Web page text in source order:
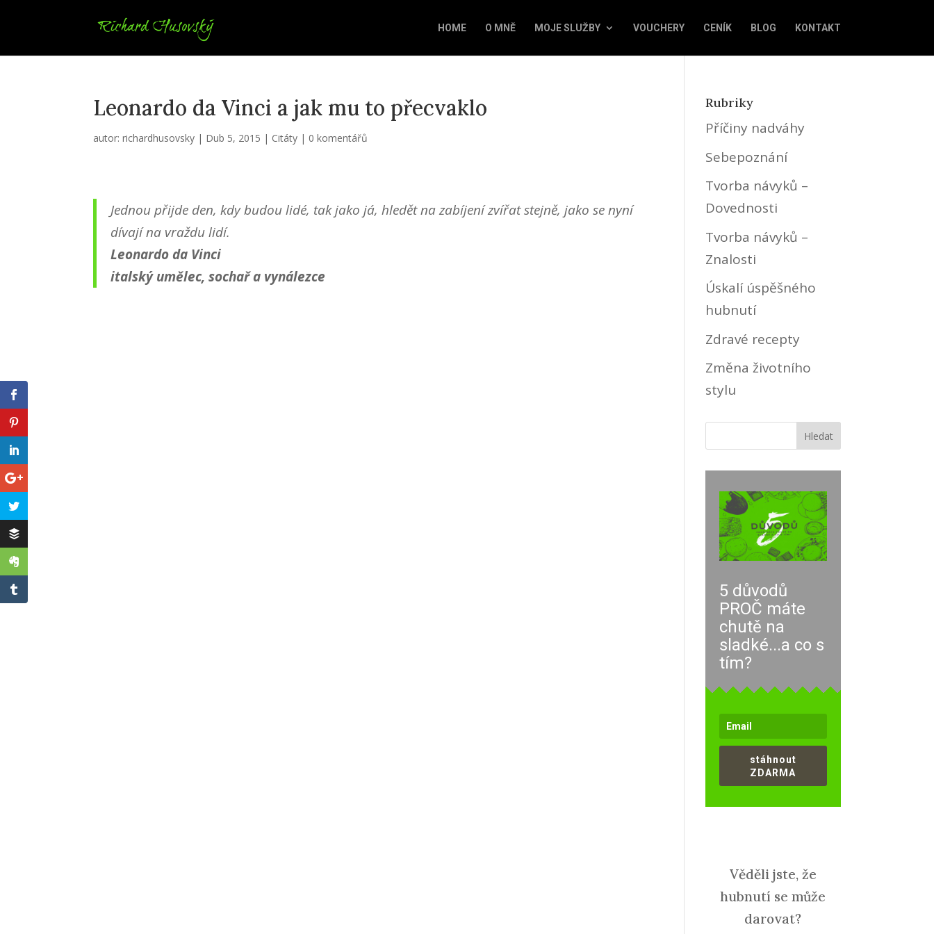
HOME O MNĚ MOJE SLUŽBY VOUCHERY CENÍK BLOG KONTAKT
Leonardo da Vinci a jak mu to přecvaklo
autor:richardhusovsky | Dub 5, 2015 | Citáty | 0 komentářů
Jednou přijde den, kdy budou lidé, tak jako já, hledět na zabíjení zvířat stejně, jako se nyní
dívají na vraždu lidí.
Leonardo da Vinci
italský umělec, sochař a vynálezce
Rubriky
Příčiny nadváhy
Sebepoznání
Tvorba návyků –
Dovednosti
Tvorba návyků –
Znalosti
Úskalí úspěšného
hubnutí
Zdravé recepty
Změna životního
stylu
5 důvodů
PROČ máte
chutě na
sladké...a co s
tím?
stáhnout
ZDARMA
Věděli jste, že
hubnutí se může
darovat?